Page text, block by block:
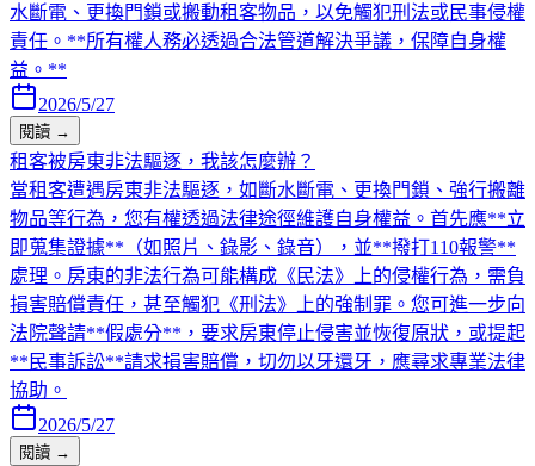
水斷電、更換門鎖或搬動租客物品，以免觸犯刑法或民事侵權
責任。**所有權人務必透過合法管道解決爭議，保障自身權
益。**
2026/5/27
閱讀 →
租客被房東非法驅逐，我該怎麼辦？
當租客遭遇房東非法驅逐，如斷水斷電、更換門鎖、強行搬離
物品等行為，您有權透過法律途徑維護自身權益。首先應**立
即蒐集證據**（如照片、錄影、錄音），並**撥打110報警**
處理。房東的非法行為可能構成《民法》上的侵權行為，需負
損害賠償責任，甚至觸犯《刑法》上的強制罪。您可進一步向
法院聲請**假處分**，要求房東停止侵害並恢復原狀，或提起
**民事訴訟**請求損害賠償，切勿以牙還牙，應尋求專業法律
協助。
2026/5/27
閱讀 →